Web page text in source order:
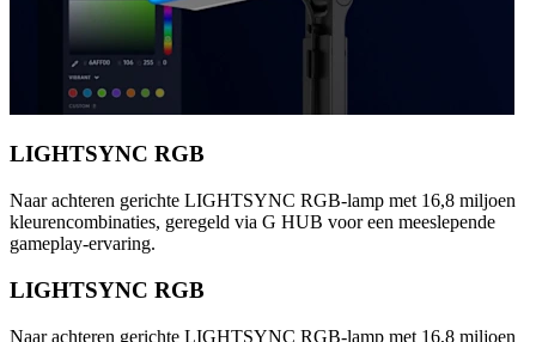
LIGHTSYNC RGB
Naar achteren gerichte LIGHTSYNC RGB-lamp met 16,8 miljoen
kleurencombinaties, geregeld via G HUB voor een meeslepende
gameplay-ervaring.
LIGHTSYNC RGB
Naar achteren gerichte LIGHTSYNC RGB-lamp met 16,8 miljoen